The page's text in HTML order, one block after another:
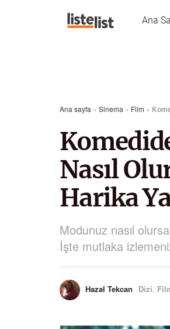
Ana
Ana sayfa » Sinema » Film »
Nasıl
Harika
Modunuz nasıl
İşte mutlaka
Hazal Tekcan Dizi,